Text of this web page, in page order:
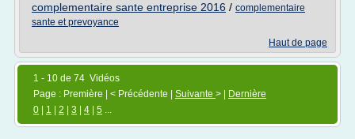
complementaire sante entreprise 2016 / complementaire
sante et prevoyance
Haut de page
1 - 10 de 74 Vidéos
Page : Première | < Précédente | Suivante > |
Dernière
0
1 2 3 4 5 ...